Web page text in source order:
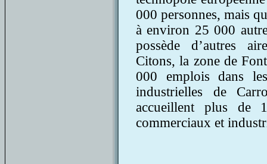
000 personnes, mais
à environ 25 000
possède d’autres
Citons, la zone de
000 emplois dans
industrielles de
accueillent plus de
commerciaux et